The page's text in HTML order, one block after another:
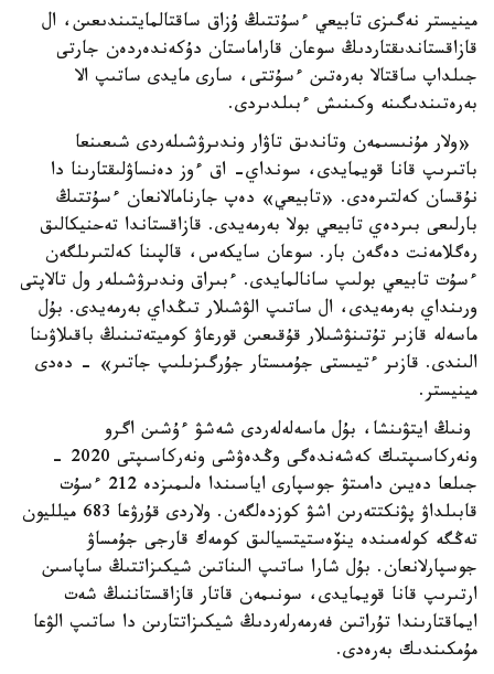
مينيستر نەگىزى تابيعي ءسۇتتىڭ ۇزاق ساقتالمايتىندىعىن، ال
قازاقستاندىقتاردىڭ سوعان قاراماستان دۇكەندەردەن جارتى
جىلداپ ساقتالا بەرەتىن ءسۇتتى، سارى مايدى ساتىپ الا
بەرەتىندىگىنە وكىنىش ءبىلدىردى.
«ولار مۇنىسىمەن وتاندىق تاۋار وندىرۋشىلەردى شىعىنعا
باتىرىپ قانا قويمايدى، سونداي- اق ءوز دەنساۋلىقتارىنا دا
نۇقسان كەلتىرەدى. «تابيعي» دەپ جارنامالانعان ءسۇتتىڭ
بارلىعى بىردەي تابيعي بولا بەرمەيدى. قازاقستاندا تەحنيكالىق
رەگلامەنت دەگەن بار. سوعان سايكەس، قالپىنا كەلتىرىلگەن
ءسۇت تابيعي بولىپ سانالمايدى. ءبىراق وندىرۋشىلەر ول تالاپتى
ورىنداي بەرمەيدى، ال ساتىپ الۋشىلار تىڭداي بەرمەيدى. بۇل
ماسەلە قازىر تۇتىنۋشىلار قۇقىعىن قورعاۋ كوميتەتىنىڭ باقىلاۋىنا
الىندى. قازىر ءتيىستى جۇمىستار جۇرگىزىلىپ جاتىر» - دەدى
مينيستر.
ونىڭ ايتۋىنشا، بۇل ماسەلەلەردى شەشۋ ءۇشىن اگرو
ونەركاسىپتىك كەشەندەگى وڭدەۋشى ونەركاسىپتى 2020 -
جىلعا دەيىن دامىتۋ جوسپارى اياسىندا ەلىمىزدە 212 ءسۇت
قابىلداۋ پۋنكتتەرىن اشۋ كوزدەلگەن. ولاردى قۇرۋعا 683 ميلليون
تەڭگە كولەمىندە ينۆەستيتسيالىق كومەك قارجى جۇمساۋ
جوسپارلانعان. بۇل شارا ساتىپ الىناتىن شيكىزاتتىڭ ساپاسىن
ارتىرىپ قانا قويمايدى، سونىمەن قاتار قازاقستاننىڭ شەت
ايماقتارىندا تۇراتىن فەرمەرلەردىڭ شيكىزاتتارىن دا ساتىپ الۋعا
مۇمكىندىك بەرەدى.